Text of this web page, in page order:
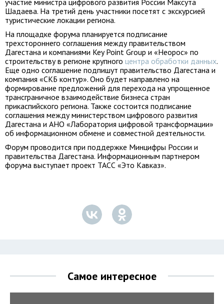
участие министра цифрового развития России Максута
Шадаева. На третий день участники посетят с экскурсией
туристические локации региона.
На площадке форума планируется подписание
трехстороннего соглашения между правительством
Дагестана и компаниями Key Point Group и «Неорос» по
строительству в регионе крупного центра обработки данных.
Еще одно соглашение подпишут правительство Дагестана и
компания «СКБ контур». Оно будет направлено на
формирование предложений для перехода на упрощенное
трансграничное взаимодействие бизнеса стран
прикаспийского региона. Также состоится подписание
соглашения между министерством цифрового развития
Дагестана и АНО «Лаборатория цифровой трансформации»
об информационном обмене и совместной деятельности.
Форум проводится при поддержке Минцифры России и
правительства Дагестана. Информационным партнером
форума выступает проект ТАСС «Это Кавказ».
Самое интересное